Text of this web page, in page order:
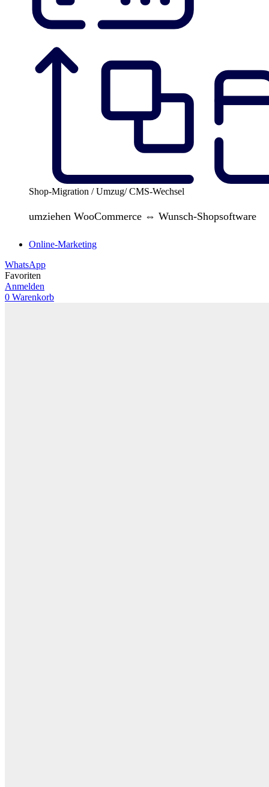
Shop-Migration / Umzug/ CMS-Wechsel
umziehen WooCommerce ⇔ Wunsch-Shopsoftware
Online-Marketing
WhatsApp
Favoriten
Anmelden
0 Warenkorb